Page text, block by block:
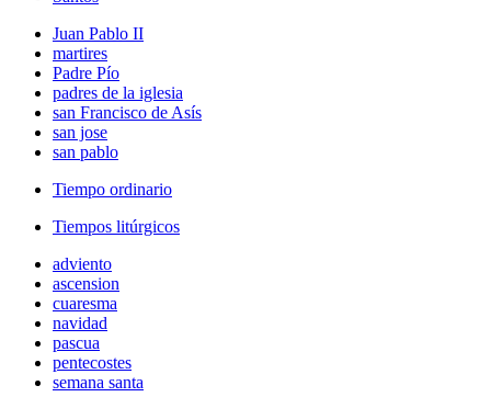
Juan Pablo II
martires
Padre Pío
padres de la iglesia
san Francisco de Asís
san jose
san pablo
Tiempo ordinario
Tiempos litúrgicos
adviento
ascension
cuaresma
navidad
pascua
pentecostes
semana santa